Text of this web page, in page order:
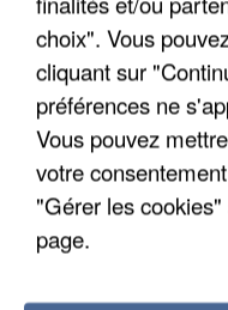
choix". Vous
cliquant sur
préférences ne
Vous pouvez
votre
"Gérer les
page.